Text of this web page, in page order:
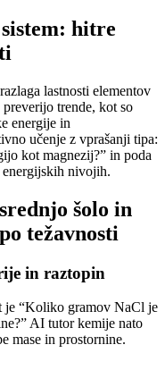
hitre
lastnosti elementov
trende, kot so
energije in
učenje z vprašanji tipa:
kot magnezij?” in poda
nivojih.
šolo in
težavnosti
in raztopin
je “Koliko gramov NaCl je
AI tutor kemije nato
mase in prostornine.